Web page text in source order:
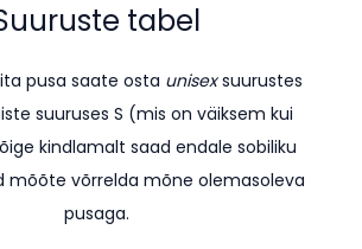
tabel
pusa saate osta unisexsuurustes
suuruses S (mis on väiksem kui
õige kindlamalt saad endale sobiliku
mõõte võrrelda mõne olemasoleva
pusaga.